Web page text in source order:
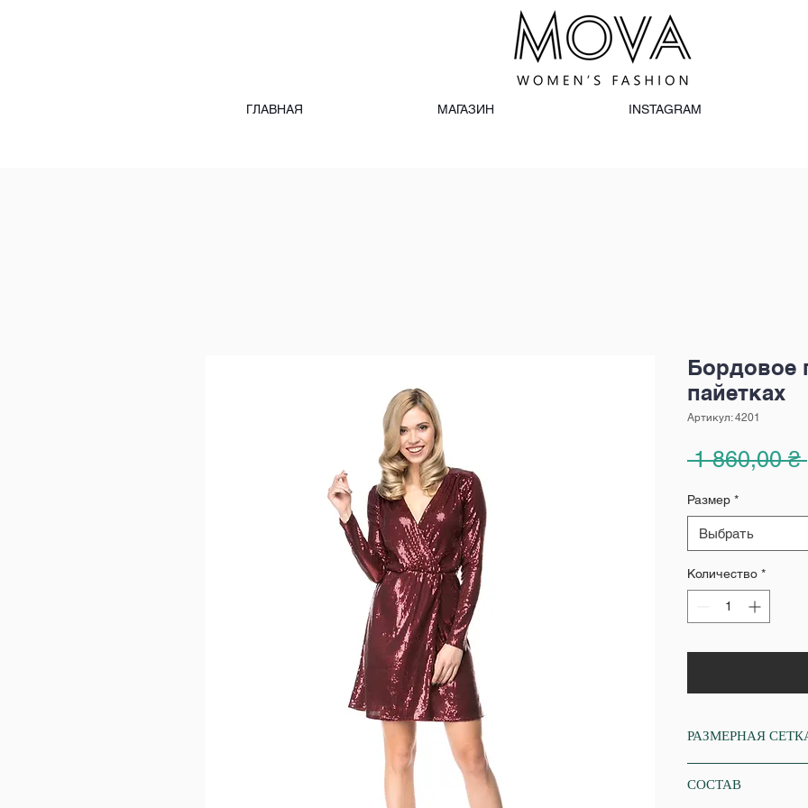
ГЛАВНАЯ МАГАЗИН INSTAGRAM
Бордовое
пайетках
Артикул: 4201
1 860,00 ₴
Размер *
Выбрать
Количество *
РАЗМЕРНАЯ
Обхват груди: 84-86
СОСТАВ